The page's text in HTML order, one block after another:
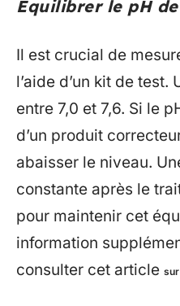
Équilibrer le pH de
Il est crucial de
l’aide d’un kit de
entre 7,0 et 7,6. Si le
d’un produit
abaisser le niveau.
constante après le
pour maintenir cet
information
consulter cet article